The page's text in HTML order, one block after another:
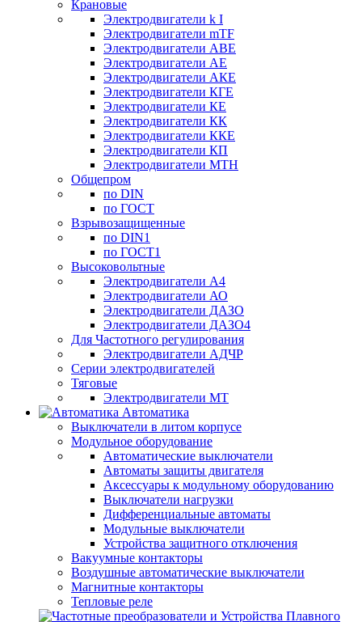
Крановые
Электродвигатели k I
Электродвигатели mTF
Электродвигатели АВЕ
Электродвигатели АЕ
Электродвигатели АКЕ
Электродвигатели КГЕ
Электродвигатели КЕ
Электродвигатели КК
Электродвигатели ККЕ
Электродвигатели КП
Электродвигатели МТН
Общепром
по DIN
по ГОСТ
Взрывозащищенные
по DIN1
по ГОСТ1
Высоковольтные
Электродвигатели А4
Электродвигатели АО
Электродвигатели ДАЗО
Электродвигатели ДАЗО4
Для Частотного регулирования
Электродвигатели АДЧР
Серии электродвигателей
Тяговые
Электродвигатели МТ
Автоматика
Выключатели в литом корпусе
Модульное оборудование
Автоматические выключатели
Автоматы защиты двигателя
Аксессуары к модульному оборудованию
Выключатели нагрузки
Дифференциальные автоматы
Модульные выключатели
Устройства защитного отключения
Вакуумные контакторы
Воздушные автоматические выключатели
Магнитные контакторы
Тепловые реле